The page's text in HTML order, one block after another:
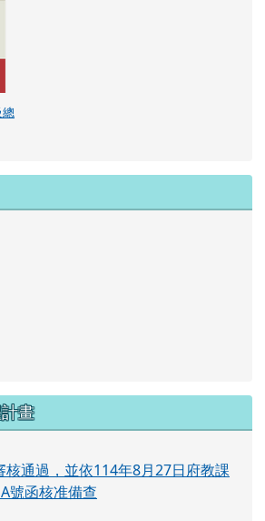
總
畫
核通過，並依114年8月27日府教課
號函核准備查